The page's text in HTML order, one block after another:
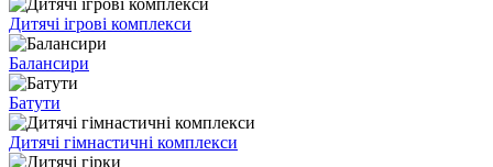
Дитячі ігрові комплекси
Балансири
Батути
Дитячі гімнастичні комплекси